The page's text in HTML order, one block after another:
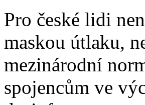
Pro české lidi
maskou útlaku,
mezinárodní
spojencům ve